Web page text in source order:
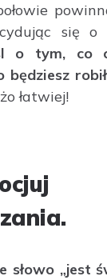
się o
o tym, co
będziesz
łatwiej!
słowo „jest